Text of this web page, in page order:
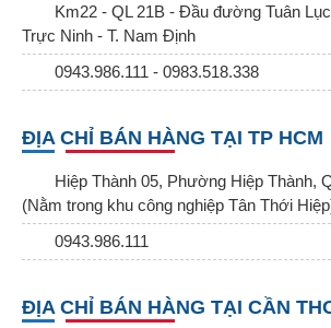
Km22 - QL 21B - Đầu đường Tuân
Trực Ninh - T. Nam Định
0943.986.111 - 0983.518.338
ĐỊA CHỈ BÁN HÀNG TẠI TP HCM
Hiệp Thành 05, Phường Hiệp Thành,
(Nằm trong khu công nghiệp Tân Thới
0943.986.111
ĐỊA CHỈ BÁN HÀNG TẠI CẦN